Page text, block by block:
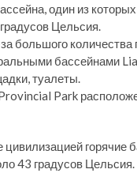
один из
Цельсия.
большого
бассейнами
туалеты.
Park
43 градусов